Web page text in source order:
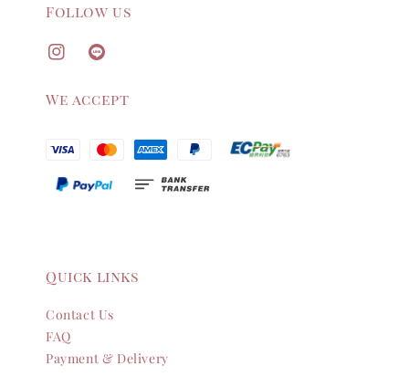
Follow us
We accept
Quick links
Contact Us
FAQ
Payment & Delivery